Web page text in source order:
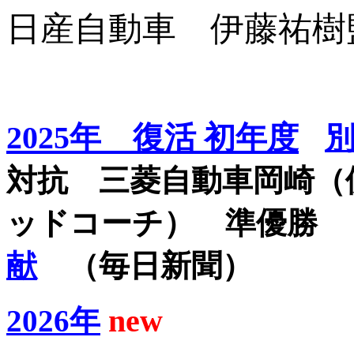
日産自動車 伊藤祐
2025年 復活 初年度
対抗 三菱自動車岡崎（
ッドコーチ）
献 （毎日新聞）
2026年 new